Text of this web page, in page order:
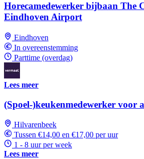
Horecamedewerker bijbaan The
Eindhoven Airport
Eindhoven
In overeenstemming
Parttime (overdag)
Lees meer
(Spoel-)keukenmedewerker voor
Hilvarenbeek
Tussen €14,00 en €17,00 per uur
1 - 8 uur per week
Lees meer